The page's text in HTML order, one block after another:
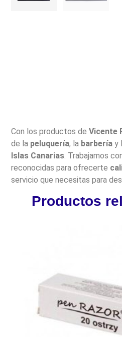
Con los productos deVicente
de la peluquería, la barbería y
Islas Canarias. Trabajamos
reconocidas para ofrecerte
servicio que necesitas para
Productos